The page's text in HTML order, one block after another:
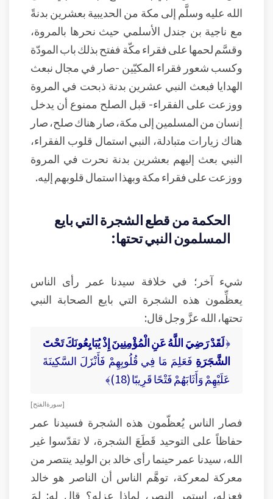
الله عليه وسلَّم إلى مكة من الحديبية بعشرين بدنةً
مع ناجية بن جندل الأسلمي حيث نحرها بالمروة،
وقسَّم لحمها على فقراء مكّة ففتح بذلك باب المودّة
وكسب شعور فقراء المكيّين -صار في مجال نبعث
الهدايا فبعث النبي عشرين بدنة ذبحت في المروة
ووزعت على الفقراء- قبل الصلح ممنوع أن يدخل
إنسان من المسلمين إلى مكة، صار هناك صلح، صار
هناك زيارات متبادلة، النبي استمال قلوب الفقراء،
النبي بعث إليهم بعشرين بدنة نحرت في المروة
ووزعت على فقراء مكة وبهذا استمال قلوبهم إليه.
الحكمة من قطع الشجرة التي بايع
المسلمون النبي تحتها:
شيء آخر؛ في خلافة سيدنا عمر رأى الناس
يعظِّمون هذه الشجرة التي بايع الصحابة النبي
تحتها، الله عزَّ وجل قال:
﴿لَقَدْ رَضِيَ اللَّهُ عَنِ الْمُؤْمِنِينَ إِذْ يُبَايِعُونَكَ تَحْتَ
الشَّجَرَةِ فَعَلِمَ مَا فِي قُلُوبِهِمْ فَأَنْزَلَ السَّكِينَةَ
عَلَيْهِمْ وَأَثَابَهُمْ فَتْحًا قَرِيبًا (18)﴾
[ سورة الفتح ]
فصار الناس يُعظّمون هذه الشجرة فسيدنا عمر
حفاظاً على التوحيد قَطَعَ الشجرة، لا تقدّسوا غير
الله، سيدنا عمر حينما رأى خالد بن الوليد ينتصر من
معركة لمعركة، توهَّم الناس أن الناصر هو خالد
فعزله، استمر النصر، لماذا عزله؟ قال له: لمَ